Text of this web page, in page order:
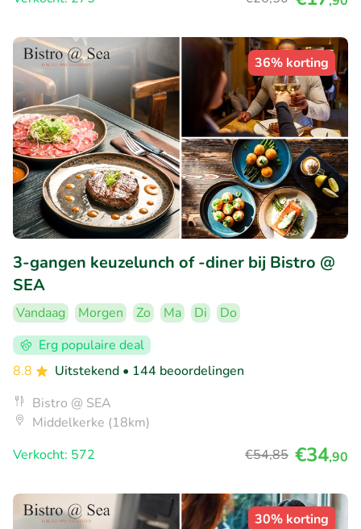
36% korting
3-gangen keuzelunch of -diner bij Bistro @
SEA
Vandaag Morgen Zo Ma Di
Do
Erg populaire deal
8.8
Uitstekend • 144 beoordelingen
Bistro @ SEA
Middelkerke (18km)
Verkocht: 572
€54,85 €34,90
30% korting